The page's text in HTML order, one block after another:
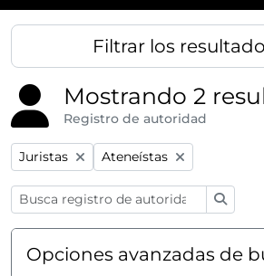
Filtrar los
Mostrando 2
Registro de autoridad
Remove filter:
Juristas Remove filter:
Ateneístas
Opciones avanzadas de